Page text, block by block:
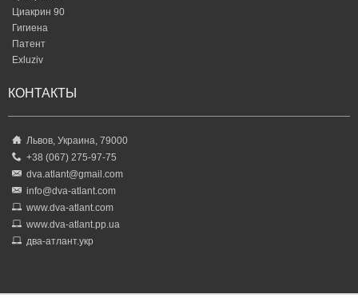
Циакрин 90
Гигиена
Патент
Exluziv
КОНТАКТЫ
Львов, Украина, 79000
+38 (067) 275-97-75
dva.atlant@gmail.com
info@dva-atlant.com
www.dva-atlant.com
www.dva-atlant.pp.ua
два-атлант.укр